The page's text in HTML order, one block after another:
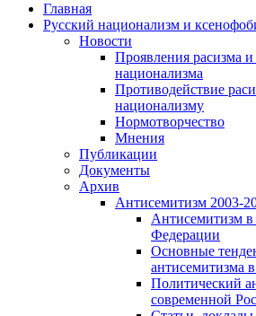
Главная
Русский национализм и
Новости
Проявления расизма и
национализма
Противодействие
национализму
Нормотворчество
Мнения
Публикации
Документы
Архив
Антисемитизм 2003-
Антисемитизм в
Федерации
Основные
антисемитизма
Политический
современной